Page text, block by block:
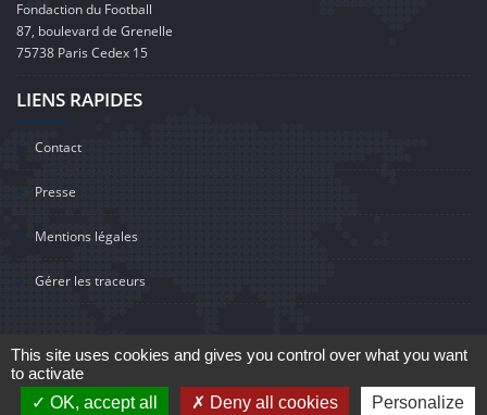
Fondaction du Football
87, boulevard de Grenelle
75738 Paris Cedex 15
LIENS RAPIDES
Contact
Presse
Mentions légales
Gérer les traceurs
©2020 Fondaction du Football
This site uses cookies and gives you control over what you want
to activate
OK, accept all
Deny all cookies Personalize